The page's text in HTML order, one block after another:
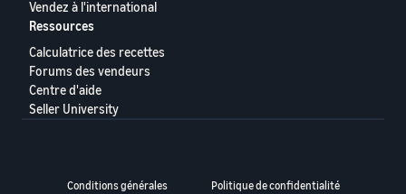
Vendez à l'international
Ressources
Calculatrice des recettes
Forums des vendeurs
Centre d'aide
Seller University
Conditions générales Politique de confidentialité